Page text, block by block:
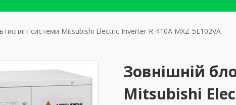
системи Mitsubishi Electric Inverter R-410A MXZ-5E102VA
Зовнішній
Mitsubishi